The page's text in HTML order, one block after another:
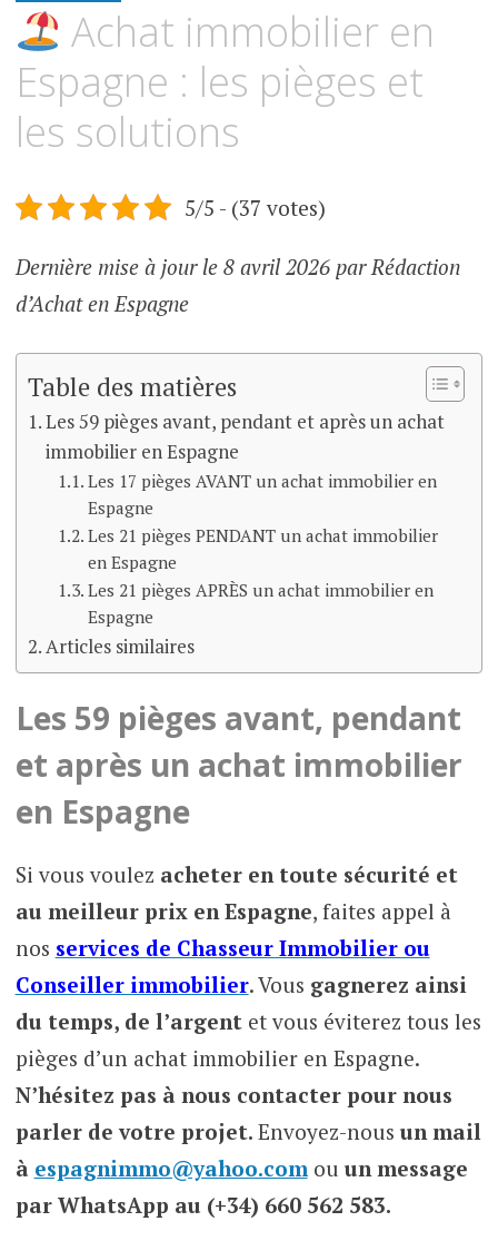
Achat immobilier en
Espagne : les pièges et
les solutions
5/5 - (37 votes)
Dernière mise à jour le 8 avril 2026 par Rédaction
d’Achat en Espagne
Table des matières
Les 59 pièges avant, pendant et après un achat
immobilier en Espagne
Les 17 pièges AVANT un achat immobilier en
Espagne
Les 21 pièges PENDANT un achat immobilier
en Espagne
Les 21 pièges APRÈS un achat immobilier en
Espagne
Articles similaires
Les 59 pièges avant, pendant
et après un achat immobilier
en Espagne
Si vous voulez acheter en toute sécurité et
au meilleur prix en Espagne, faites appel à
nos services de Chasseur Immobilier ou
Conseiller immobilier. Vous gagnerez ainsi
du temps, de l’argentet vous éviterez tous les
pièges d’un achat immobilier en Espagne.
N’hésitez pas à nous contacter pour nous
parler de votre projet. Envoyez-nous un mail
à espagnimmo@yahoo.comou un message
par WhatsApp au (+34) 660 562 583.